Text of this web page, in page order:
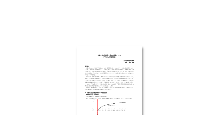
ん。生徒達に視覚的に捉えさせることを含